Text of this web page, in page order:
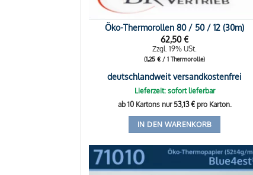
Öko-Thermorollen 80 / 50 / 12 (30m)
62,50€
Zzgl. 19% USt.
(1,25€ / 1 Thermorolle)
deutschlandweit versandkostenfrei
Lieferzeit: sofort lieferbar
ab 10 Kartons nur53,13€pro Karton.
IN DEN WARENKORB